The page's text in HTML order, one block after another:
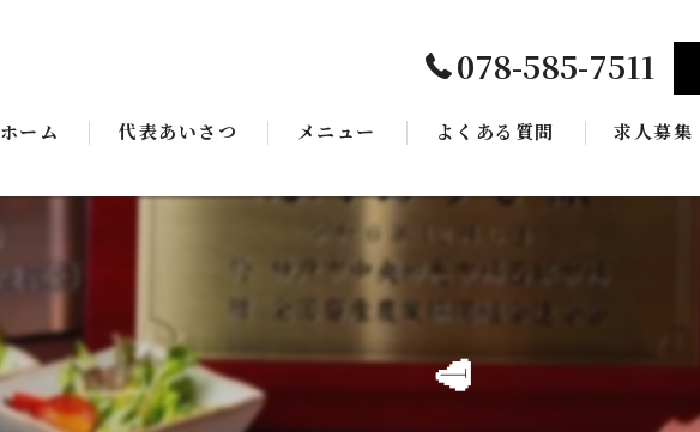
078-585-7511
ホーム 代表あいさつ メニュー よくある質問 求人募集
🥩